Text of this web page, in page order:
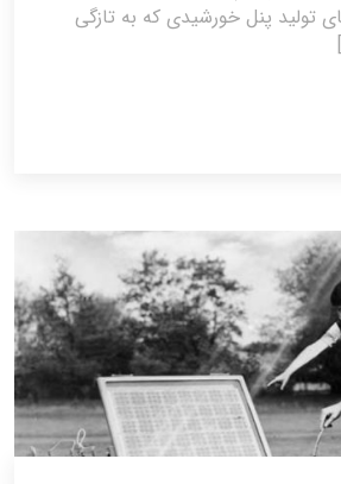
تولید پنل خورشیدی که به تازگی